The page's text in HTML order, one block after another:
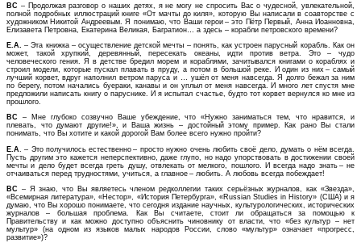
ВС – Продолжая разговор о наших детях, я не могу не спросить Вас о чудесной, увлекательной,
полной подробных иллюстраций книге «От мачты до киля», которую Вы написали в соавторстве с
художником Никитой Андреевым. Я понимаю, что Ваши герои – это Пётр Первый, Анна Иоанновна,
Елизавета Петровна, Екатерина Великая, Багратион… а здесь – корабли петровского времени?
Е.А.
– Эта книжка – осуществление детской мечты – понять, как устроен парусный корабль. Как он
может, такой хрупкий, деревянный, пересекать океаны, идти против ветра. Это – чудо
человеческого гения. Я в детстве бредил морем и кораблями, зачитывался книгами о кораблях и
строил модели, которые пускал плавать в пруду, а потом в большой реке. И один из них – самый
лучший корвет, вдруг наполнил ветром паруса и … ушёл от меня навсегда. Я долго бежал за ним
по берегу, потом начались буераки, канавы и он уплыл от меня навсегда. И много лет спустя мне
предложили написать книгу о паруснике. И я испытал счастье, будто тот корвет вернулся ко мне из
прошлого.
ВС – Мне глубоко созвучно Ваше убеждение, что «Нужно заниматься тем, что нравится, и
плевать, что думают другие!», и Ваша жизнь – достойный этому пример. Как рано Вы стали
понимать, что Вы хотите и какой дорогой Вам более всего нужно пройти?
Е.А . – Это получилось естественно – просто нужно очень любить своё дело, думать о нём всегда.
Пусть другим это кажется неперспективно, даже глупо, но надо упорствовать в достижении своей
мечты и дело будет всегда греть душу, отвлекать от мелкого, пошлого. И всегда надо знать – не
отчаиваться перед трудностями, учиться, а главное – любить. А любовь всегда побеждает!
ВС – Я знаю, что Вы являетесь членом редколлегии таких серьёзных журналов, как «Звезда»,
«Всемирная литература», «Нестор», «История Петербурга», «Russian Studies in History» (США) и я
думаю, что Вы хорошо понимаете, что сегодня издание научных, культурологических, исторических
журналов – большая проблема. Как Вы считаете, стоит ли обращаться за помощью к
Правительству и как можно доступно объяснить чиновнику от власти, что «без культур – нет
мультур» (на одном из языков малых народов России, слово «мультур» означает «прогресс,
развитие»)?